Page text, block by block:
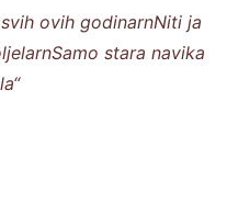
ovih godinarnNiti ja
stara navika